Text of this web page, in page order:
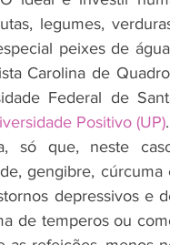
legumes,
peixes de
Carolina de
Federal de
Positivo (UP).
só que, neste
gengibre, cúrcuma
depressivos e
de temperos ou